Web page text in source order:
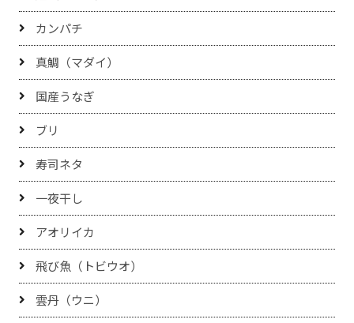
カンパチ
真鯛（マダイ）
国産うなぎ
ブリ
寿司ネタ
一夜干し
アオリイカ
飛び魚（トビウオ）
雲丹（ウニ）